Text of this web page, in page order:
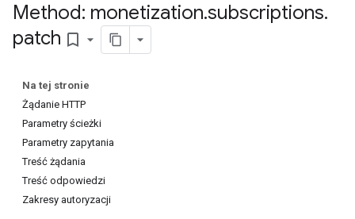
Method: monetization.subscriptions.
patch bookmark_border
Na tej stronie
Żądanie HTTP
Parametry ścieżki
Parametry zapytania
Treść żądania
Treść odpowiedzi
Zakresy autoryzacji